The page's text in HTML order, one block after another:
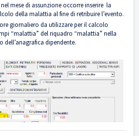
mese di assunzione occorre inserire la
della malattia al fine di retribuire l’evento.
giornaliero da utilizzare per il calcolo
“malattia” del riquadro “malattia” nella
dipendente.